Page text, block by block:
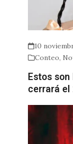
10
Conteo,
Estos
cerrará el